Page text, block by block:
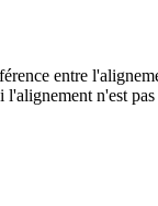
entre
n'est pas